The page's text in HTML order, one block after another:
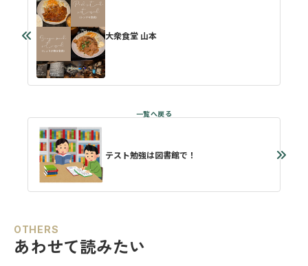
大衆食堂 山本
テスト勉強は図書館で！
OTHERS
あわせて読みたい